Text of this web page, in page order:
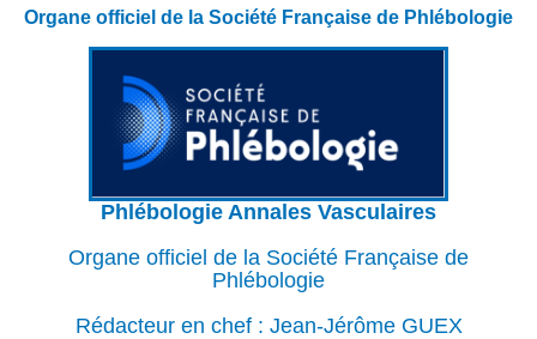
Organe officiel de la Société Française de Phlébologie
Phlébologie Annales Vasculaires
Organe officiel de la Société Française de
Phlébologie
Rédacteur en chef : Jean-Jérôme GUEX